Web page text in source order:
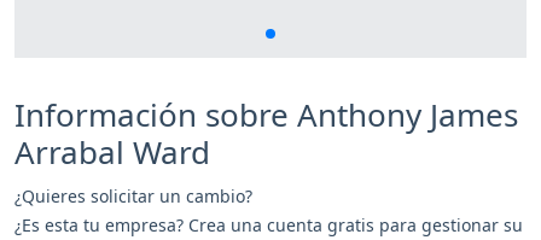
Información sobre Anthony James
Arrabal Ward
¿Quieres solicitar un cambio?
¿Es esta tu empresa? Crea una cuenta gratis para gestionar su